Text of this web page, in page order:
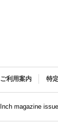
ご利用案内 特
Inch magazine